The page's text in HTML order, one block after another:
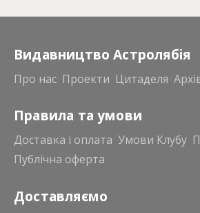
Видавництво Астролябія
Про нас Проекти Цитаделя
Правила та умови
Доставка і оплата Умови Клубу
Публічна оферта
Доставляємо